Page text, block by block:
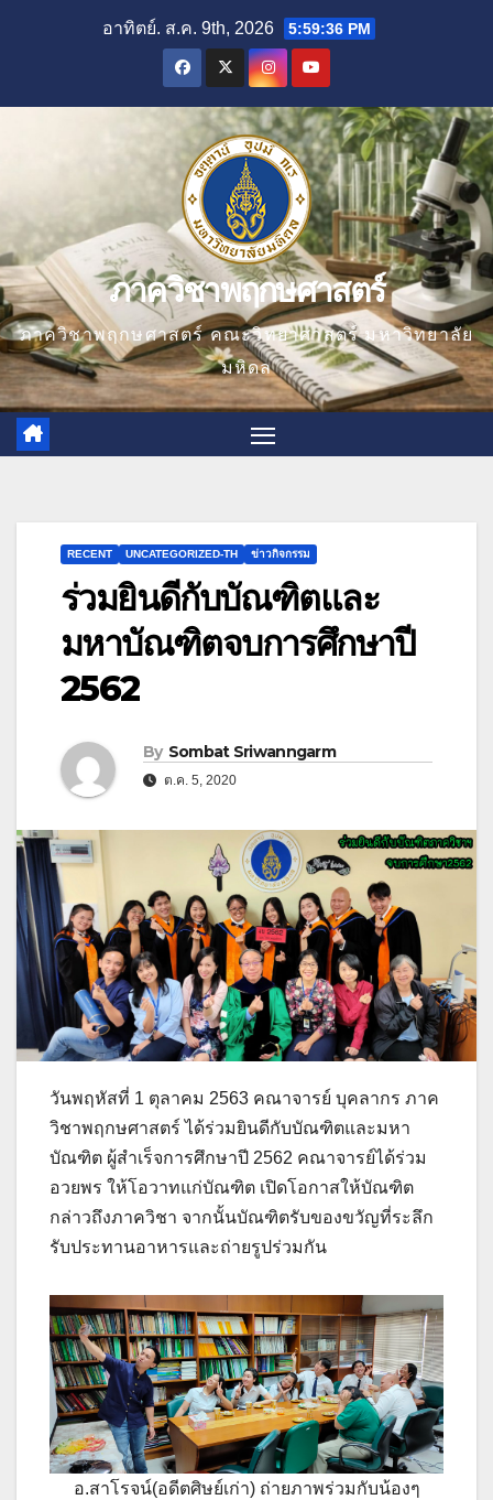
อาทิตย์. ส.ค. 9th, 2026 5:59:37 PM
ภาควิชาพฤกษศาสตร์
ภาควิชาพฤกษศาสตร์ คณะวิทยาศาสตร์ มหาวิทยาลัย
มหิดล
RECENT UNCATEGORIZED-TH ข่าวกิจกรรม
ร่วมยินดีกับบัณฑิตและ
มหาบัณฑิตจบการศึกษาปี
2562
By Sombat Sriwanngarm
ต.ค. 5, 2020
วันพฤหัสที่ 1 ตุลาคม 2563 คณาจารย์ บุคลากร ภาค
วิชาพฤกษศาสตร์ ได้ร่วมยินดีกับบัณฑิตและมหา
บัณฑิต ผู้สำเร็จการศึกษาปี 2562 คณาจารย์ได้ร่วม
อวยพร ให้โอวาทแก่บัณฑิต เปิดโอกาสให้บัณฑิต
กล่าวถึงภาควิชา จากนั้นบัณฑิตรับของขวัญที่ระลึก
รับประทานอาหารและถ่ายรูปร่วมกัน
อ.สาโรจน์(อดีตศิษย์เก่า) ถ่ายภาพร่วมกับน้องๆ